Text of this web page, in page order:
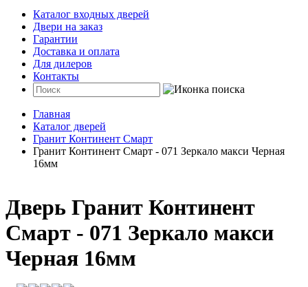
Каталог входных дверей
Двери на заказ
Гарантии
Доставка и оплата
Для дилеров
Контакты
Главная
Каталог дверей
Гранит Континент Смарт
Гранит Континент Смарт - 071 Зеркало макси Черная
16мм
Дверь Гранит Континент
Смарт - 071 Зеркало макси
Черная 16мм